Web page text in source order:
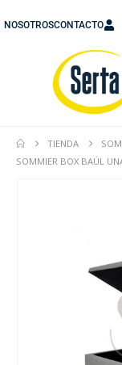
NOSOTROSCONTACTO
TIENDA
SOMMIER BOX BAÚL